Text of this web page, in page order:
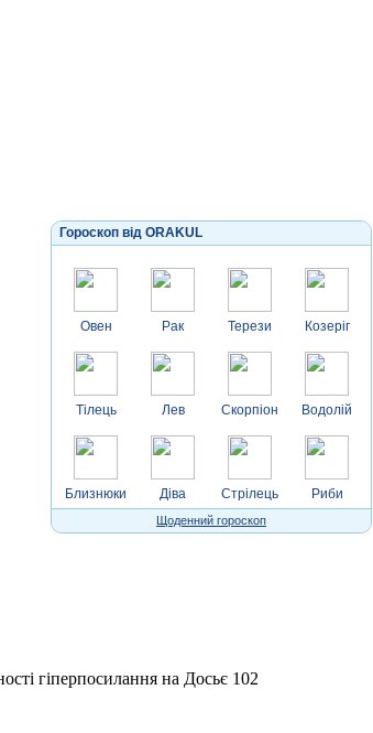
Гороскоп від ORAKUL
Овен
Тілець
Близнюки
Рак
Лев
Діва
Терези
Скорпіон
Стрілець
Козеріг
Водолій
Риби
Щоденний гороскоп
гіперпосилання на Досьє 102